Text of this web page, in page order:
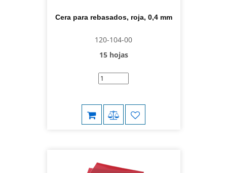
Cera para rebasados, roja, 0,4 mm
120-104-00
15 hojas